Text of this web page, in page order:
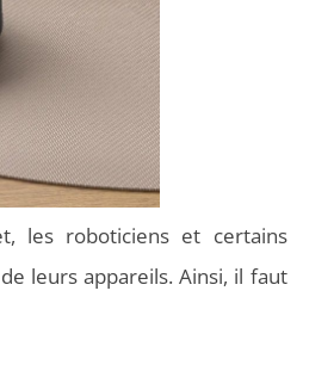
les roboticiens et certains
leurs appareils. Ainsi, il faut